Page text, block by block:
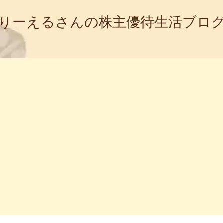
ーえるさんの株主優待生活ブロ